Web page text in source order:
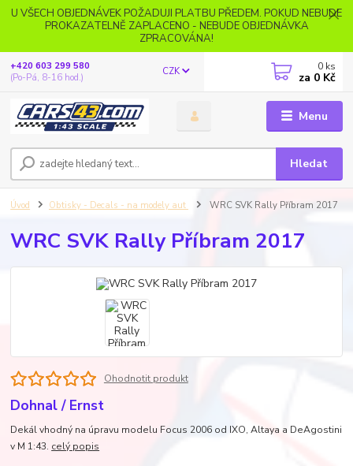
U VŠECH OBJEDNÁVEK POŽADUJI PLATBU PŘEDEM. POKUD NEBUDE
PROKAZATELNĚ ZAPLACENO - NEBUDE OBJEDNÁVKA
ZPRACOVÁNA!
Menu
CZK
Hledat
+420 603 299 580
(Po-Pá, 8-16 hod.)
0 ks
za 0 Kč
Úvod Obtisky - Decals - na modely aut WRC SVK Rally Příbram 2017
WRC SVK Rally Příbram 2017
Ohodnotit produkt
Dohnal / Ernst
Dekál vhodný na úpravu modelu Focus 2006 od IXO, Altaya a DeAgostini
v M 1:43. celý popis